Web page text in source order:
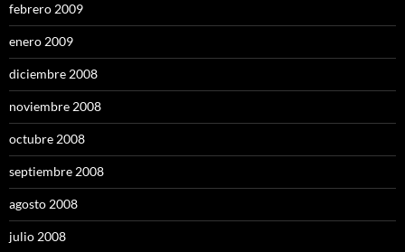
febrero 2009
enero 2009
diciembre 2008
noviembre 2008
octubre 2008
septiembre 2008
agosto 2008
julio 2008